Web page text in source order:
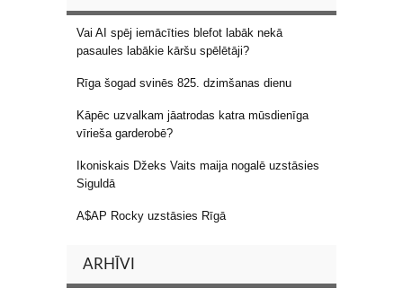
Vai AI spēj iemācīties blefot labāk nekā
pasaules labākie kāršu spēlētāji?
Rīga šogad svinēs 825. dzimšanas dienu
Kāpēc uzvalkam jāatrodas katra mūsdienīga
vīrieša garderobē?
Ikoniskais Džeks Vaits maija nogalē uzstāsies
Siguldā
A$AP Rocky uzstāsies Rīgā
ARHĪVI